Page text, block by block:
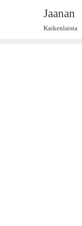
Jaanan
Kaikenlaista